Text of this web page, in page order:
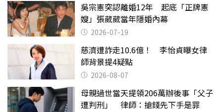
吳宗憲突認離婚12年 起底「正牌憲
嫂」張葳葳當年隱婚內幕
2026-07-19
慈濟遭詐走10.6億！ 李怡貞曝女律
師背景提4疑點
2026-08-07
母親過世當天提領206萬辦後事「父子
遭判刑」 律師：搶錢先下手是罪